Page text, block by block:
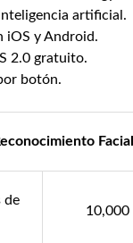
artificial.
iOS y Android.
2.0 gratuito.
botón.
Facial
de
10,000